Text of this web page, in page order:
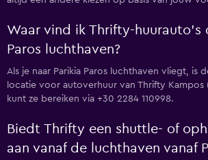
Waar vind ik Thrifty-huurauto's
Paros luchthaven?
Als je naar Parikia Paros luchthaven vliegt, is
locatie voor autoverhuur van Thrifty Kampos
kunt ze bereiken via +30 2284 110998.
Biedt Thrifty een shuttle- of
aan vanaf de luchthaven vanaf